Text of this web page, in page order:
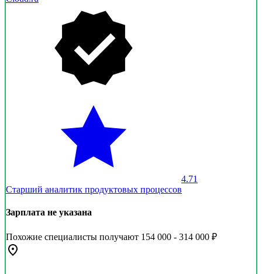
4.71
Старший аналитик продуктовых процессов
Зарплата не указана
Похожие специалисты получают 154 000 - 314 000 ₽